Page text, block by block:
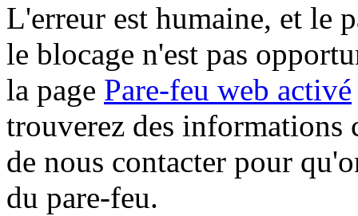
L'erreur est humaine, et le
le blocage n'est pas
la page Pare-feu web activé
trouverez des informations
de nous contacter pour
du pare-feu.